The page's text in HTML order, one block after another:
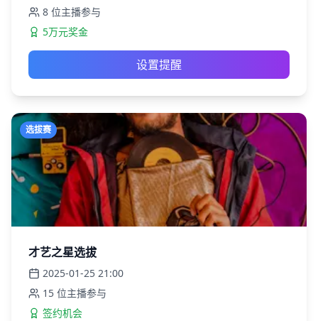
8 位主播参与
5万元奖金
设置提醒
选拔赛
才艺之星选拔
2025-01-25 21:00
15 位主播参与
签约机会